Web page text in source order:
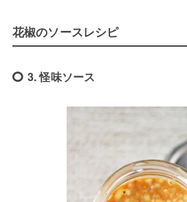
花椒のソースレシピ
3. 怪味ソース